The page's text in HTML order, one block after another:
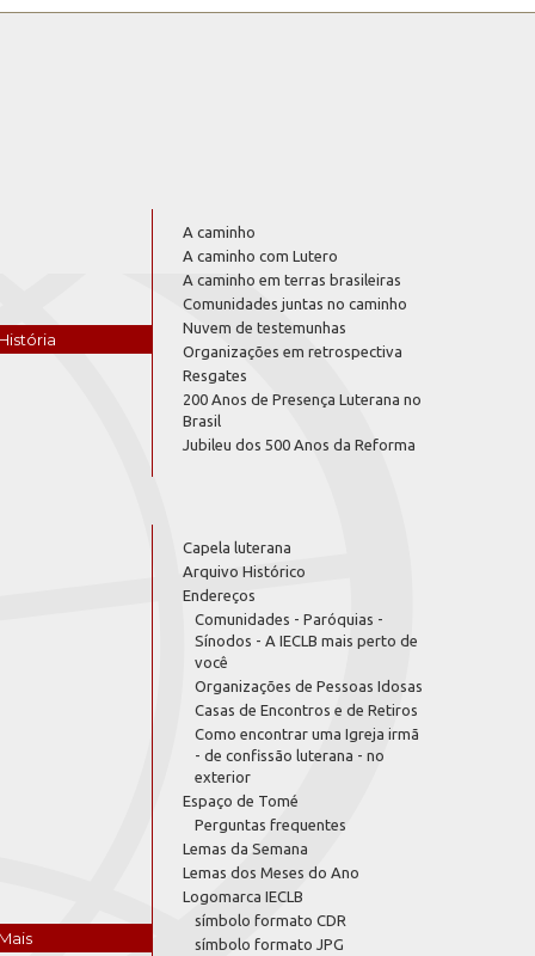
A caminho
A caminho com Lutero
A caminho em terras brasileiras
Comunidades juntas no caminho
Nuvem de testemunhas
Organizações em retrospectiva
Resgates
200 Anos de Presença Luterana no
Brasil
Jubileu dos 500 Anos da Reforma
Capela luterana
Arquivo Histórico
Endereços
Comunidades - Paróquias -
Sínodos - A IECLB mais perto de
você
Organizações de Pessoas Idosas
Casas de Encontros e de Retiros
Como encontrar uma Igreja irmã
- de confissão luterana - no
exterior
Espaço de Tomé
Perguntas frequentes
Lemas da Semana
Lemas dos Meses do Ano
Logomarca IECLB
símbolo formato CDR
símbolo formato JPG